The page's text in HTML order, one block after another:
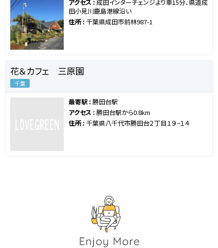
アクセス : 成田インターチェンジより車15分、県道成
田小見川鹿島港線沿い
住所 : 千葉県成田市前林987-1
花＆カフェ 三原園
千葉
最寄駅 : 勝田台駅
アクセス : 勝田台駅から0.8km
住所 : 千葉県八千代市勝田台２丁目１９−１４